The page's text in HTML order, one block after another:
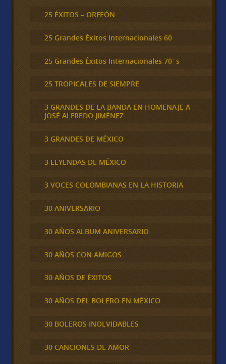
25 ÉXITOS – ORFEÓN
25 Grandes Éxitos Internacionales 60
25 Grandes Éxitos Internacionales 70´s
25 TROPICALES DE SIEMPRE
3 GRANDES DE LA BANDA EN HOMENAJE A
JOSÉ ALFREDO JIMÉNEZ
3 GRANDES DE MÉXICO
3 LEYENDAS DE MÉXICO
3 VOCES COLOMBIANAS EN LA HISTORIA
30 ANIVERSARIO
30 AÑOS ALBUM ANIVERSARIO
30 AÑOS CON AMIGOS
30 AÑOS DE ÉXITOS
30 AÑOS DEL BOLERO EN MÉXICO
30 BOLEROS INOLVIDABLES
30 CANCIONES DE AMOR